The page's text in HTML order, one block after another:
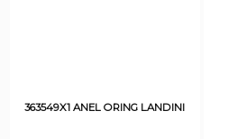
363549X1 ANEL ORING LANDINI